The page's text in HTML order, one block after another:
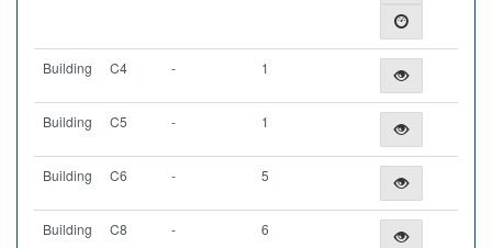
Building C4 - 1
Building C5 - 1
Building C6 - 5
Building C8 - 6